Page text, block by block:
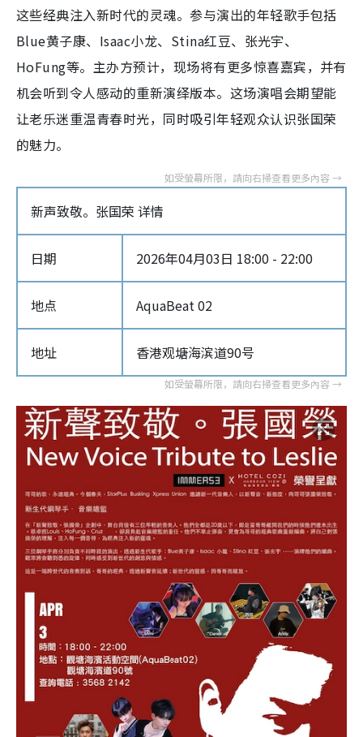
这些经典注入新时代的灵魂。参与演出的年轻歌手包括
Blue黄子康、Isaac小龙、Stina红豆、张光宇、
HoFung等。主办方预计，现场将有更多惊喜嘉宾，并有
机会听到令人感动的重新演绎版本。这场演唱会期望能
让老乐迷重温青春时光，同时吸引年轻观众认识张国荣
的魅力。
新声致敬。张国荣 详情
日期 2026年04月03日 18:00 - 22:00
地点 AquaBeat 02
地址 香港观塘海滨道90号